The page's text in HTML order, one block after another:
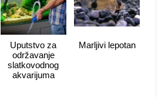
Uputstvo za
održavanje
slatkovodnog
akvarijuma
Marljivi lepotan